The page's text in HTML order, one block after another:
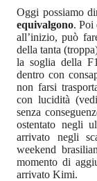
Oggi possiamo
equivalgono. Poi
all’inizio, può
della tanta
la soglia della
dentro con
non farsi
con lucidità
senza
ostentato negli
arrivato negli
weekend
momento di
arrivato Kimi.